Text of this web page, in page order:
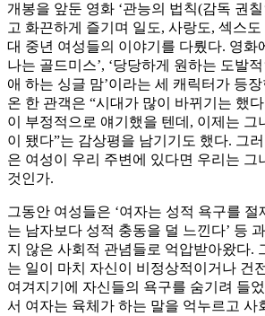
개봉을 앞둔 영화 ‘관능의 법칙(감독 권칠
고 화끈하게 즐기며 일도, 사랑도, 섹스
대 중년 여성들의 이야기를 다뤘다. 영화
나는 골드미스’, ‘당당하게 원하는 도발적
애 하는 싱글 맘’이라는 세 캐릭터가 등
온 한 관객은 “시대가 많이 바뀌기는 했
이 부정적으로 얘기했을 텐데, 이제는 그
이 됐다”는 감상평을 남기기도 했다. 그
은 여성이 우리 주변에 있다면 우리는 그
것인가.
그동안 여성들은 ‘여자는 성적 욕구를 절
는 남자보다 성적 충동을 덜 느낀다’ 등
지 않은 사회적 관념들로 억압받아왔다.
는 일이 마치 자신이 비정상적이거나 건
여겨지기에 자신들의 욕구를 숨기려 들
서 여자는 육체가 하는 말을 억누르고 사